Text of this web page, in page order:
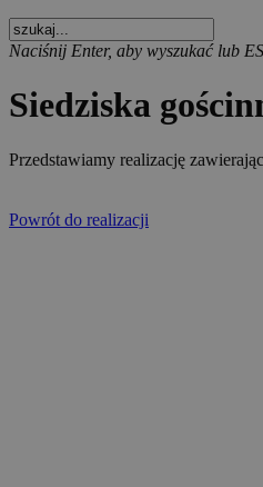
Naciśnij Enter, aby wyszukać lub
Siedziska
Przedstawiamy realizację
Powrót do realizacji